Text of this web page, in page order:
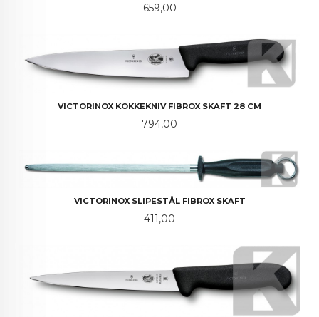
Pris
659,00
VICTORINOX KOKKEKNIV FIBROX SKAFT 28 CM
Pris
794,00
VICTORINOX SLIPESTÅL FIBROX SKAFT
Pris
411,00